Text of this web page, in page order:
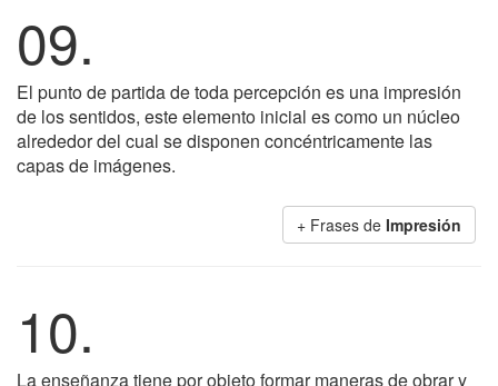
09.
El punto de partida de toda percepción es una impresión
de los sentidos, este elemento inicial es como un núcleo
alrededor del cual se disponen concéntricamente las
capas de imágenes.
+ Frases de Impresión
10.
La enseñanza tiene por objeto formar maneras de obrar y